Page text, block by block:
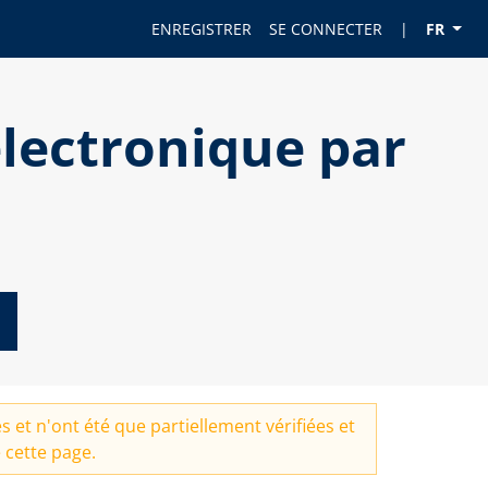
ENREGISTRER SE CONNECTER | FR
par
et n'ont été que partiellement vérifiées et
page.